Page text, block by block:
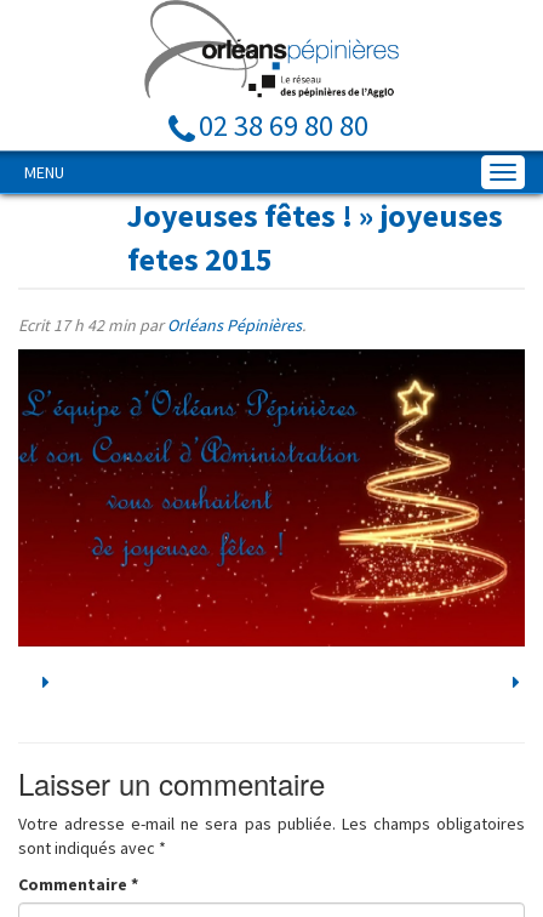
02 38 69 80 80
MENU
Joyeuses fêtes ! » joyeuses
fetes 2015
Ecrit17 h 42 min parOrléans Pépinières.
Laisser un commentaire
Votre adresse e-mail ne sera pas publiée. Les champs obligatoires
sont indiqués avec *
Commentaire *